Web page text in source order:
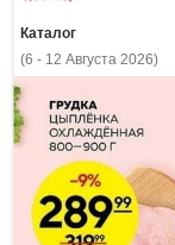
Каталог
(6 - 12 Августа 2026)